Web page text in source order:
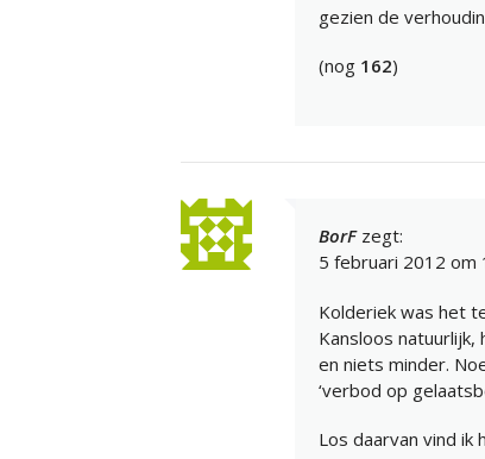
gezien de
(nog 162)
BorF zegt:
5 februari 2012 om
Kolderiek was het
Kansloos
en niets minder.
‘verbod op
Los daarvan vind ik